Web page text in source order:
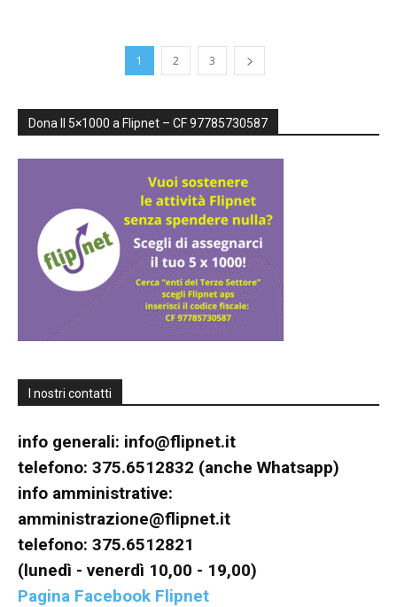
1 2 3
Dona Il 5×1000 a Flipnet – CF 97785730587
I nostri contatti
info generali: info@flipnet.it
telefono: 375.6512832 (anche Whatsapp)
info amministrative:
amministrazione@flipnet.it
telefono: 375.6512821
(lunedì - venerdì 10,00 - 19,00)
Pagina Facebook Flipnet